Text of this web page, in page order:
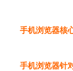
手机浏览器核
手机浏览器针对